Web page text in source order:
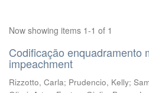
Now showing items 1-1 of 1
Codificação enquadramento
impeachment
Rizzotto, Carla; Prudencio, Kelly;